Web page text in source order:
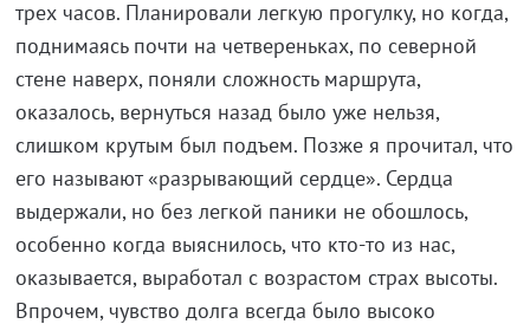
трех часов. Планировали легкую прогулку, но когда,
поднимаясь почти на четвереньках, по северной
стене наверх, поняли сложность маршрута,
оказалось, вернуться назад было уже нельзя,
слишком крутым был подъем. Позже я прочитал, что
его называют «разрывающий сердце». Сердца
выдержали, но без легкой паники не обошлось,
особенно когда выяснилось, что кто-то из нас,
оказывается, выработал с возрастом страх высоты.
Впрочем, чувство долга всегда было высоко